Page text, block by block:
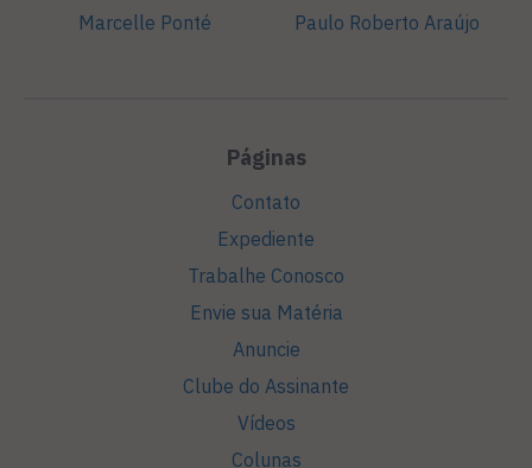
Marcelle Ponté
Paulo Roberto Araújo
Páginas
Contato
Expediente
Trabalhe Conosco
Envie sua Matéria
Anuncie
Clube do Assinante
Vídeos
Colunas